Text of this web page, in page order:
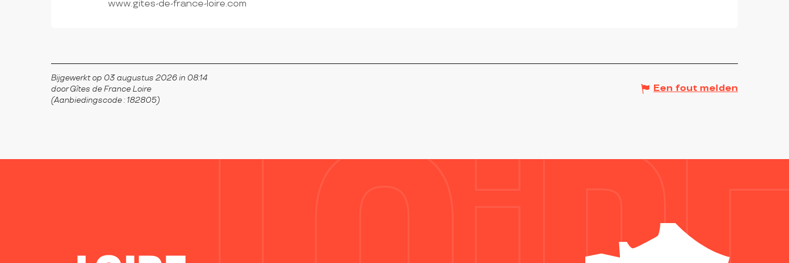
www.gites-de-france-loire.com
Bijgewerkt op 03 augustus 2026 in 08:14
door Gîtes de France Loire
(Aanbiedingscode : 182805)
Een fout melden